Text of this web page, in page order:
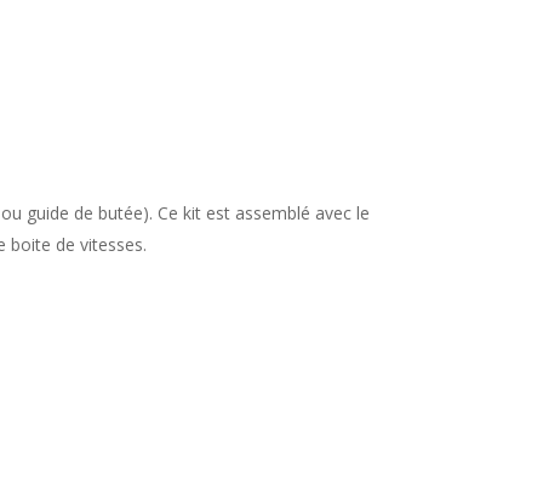
guide de butée). Ce kit est assemblé avec le
boite de vitesses.